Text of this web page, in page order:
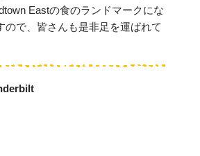
Eastの食のランドマークにな
ので、皆さんも是非足を運ばれて